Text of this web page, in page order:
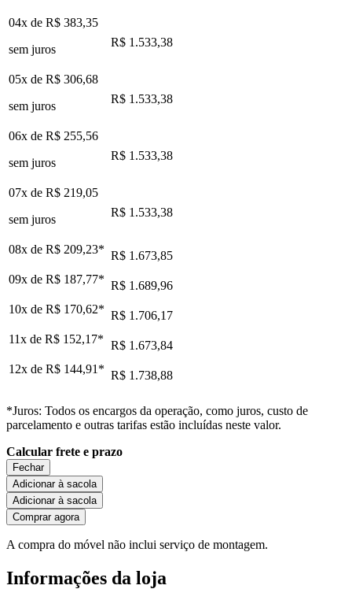
04x de R$ 383,35
sem juros
R$ 1.533,38
05x de R$ 306,68
sem juros
R$ 1.533,38
06x de R$ 255,56
sem juros
R$ 1.533,38
07x de R$ 219,05
sem juros
R$ 1.533,38
08x de R$ 209,23* R$ 1.673,85
09x de R$ 187,77* R$ 1.689,96
10x de R$ 170,62* R$ 1.706,17
11x de R$ 152,17* R$ 1.673,84
12x de R$ 144,91 * R$ 1.738,88
*Juros: Todos os encargos da operação, como juros, custo de
parcelamento e outras tarifas estão incluídas neste valor.
Calcular frete e prazo
Fechar
Adicionar à sacola
Adicionar à sacola
Comprar agora
A compra do móvel não inclui serviço de montagem.
Informações da loja